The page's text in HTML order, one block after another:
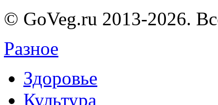
© GoVeg.ru 2013-2026.
Разное
Здоровье
Культура